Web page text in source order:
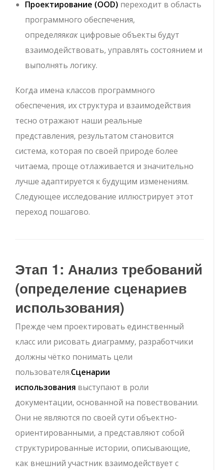
Проектирование (OOD) переходит в область
программного обеспечения,
определяякак цифровые объекты будут
взаимодействовать, управлять состоянием и
выполнять логику.
Когда имена классов программного
обеспечения, их структура и взаимодействия
тесно отражают наши реальные
представления, результатом становится
система, которая по своей природе более
читаема, проще отлаживается и значительно
лучше адаптируется к будущим изменениям.
Следующее исследование иллюстрирует этот
переход пошагово.
Этап 1: Анализ требований
(определение сценариев
использования)
Прежде чем проектировать единственный
класс или рисовать диаграмму, разработчики
должны чётко понимать цели
пользователя.Сценарии
использования выступают в роли
документации, основанной на повествовании.
Они не являются по своей сути объектно-
ориентированными, а представляют собой
структурированные истории, описывающие,
как внешний участник взаимодействует с